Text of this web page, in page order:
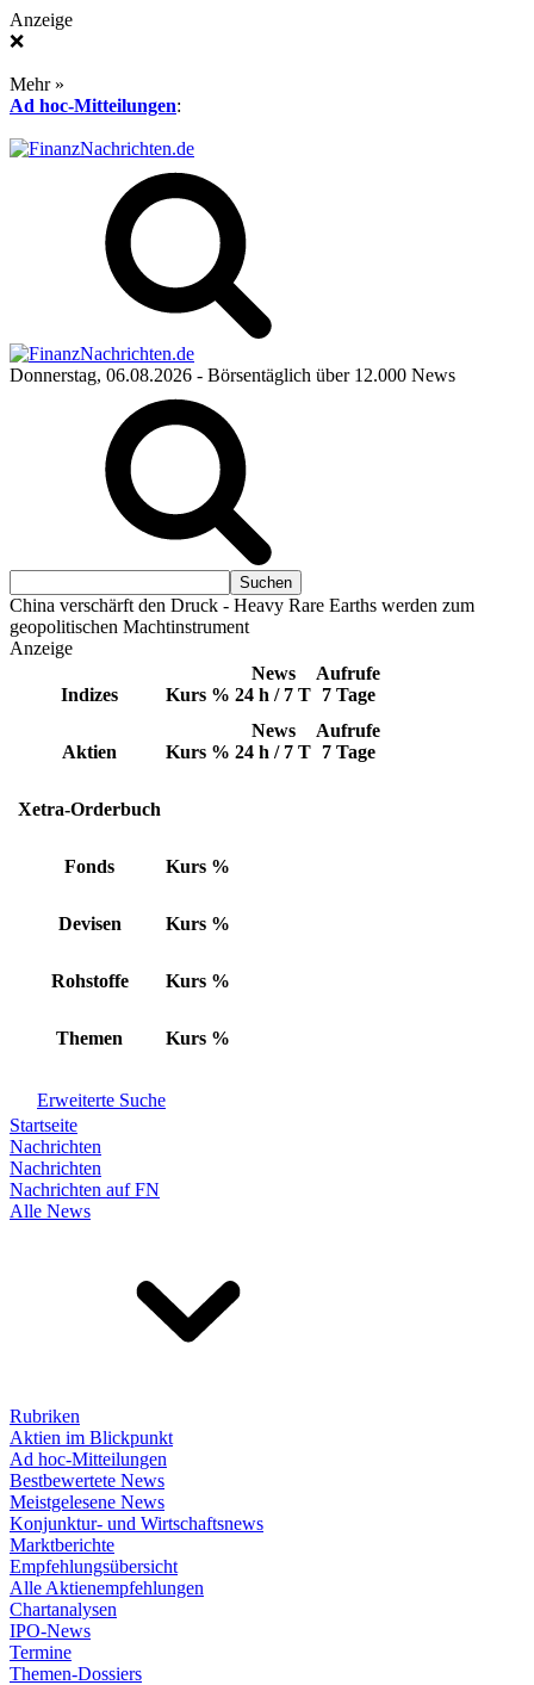
Anzeige
❌
Mehr »
Ad hoc-Mitteilungen:
Donnerstag, 06.08.2026 - Börsentäglich über 12.000 News
China verschärft den Druck - Heavy Rare Earths werden zum
geopolitischen Machtinstrument
Anzeige
Indizes Kurs %
News
24 h / 7 T
Aufrufe
7 Tage
Aktien Kurs %
News
24 h / 7 T
Aufrufe
7 Tage
Xetra-Orderbuch
Fonds Kurs %
Devisen Kurs %
Rohstoffe Kurs %
Themen Kurs %
Erweiterte Suche
Startseite
Nachrichten
Nachrichten
Nachrichten auf FN
Alle News
Rubriken
Aktien im Blickpunkt
Ad hoc-Mitteilungen
Bestbewertete News
Meistgelesene News
Konjunktur- und Wirtschaftsnews
Marktberichte
Empfehlungsübersicht
Alle Aktienempfehlungen
Chartanalysen
IPO-News
Termine
Themen-Dossiers